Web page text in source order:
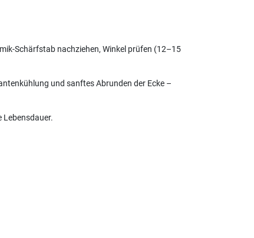
Schärfstab nachziehen, Winkel prüfen (12–15
und sanftes Abrunden der Ecke –
Lebensdauer.